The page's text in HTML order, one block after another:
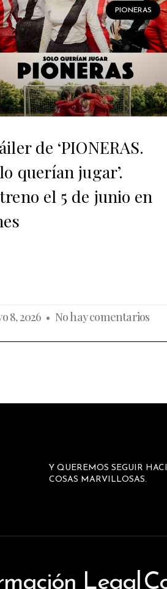
PIONERAS
de ‘PIONERAS.
querían jugar’.
el 5 de junio en
8, 2026 No hay comentarios
Y QUEREMOS SEGUIR
COSAS MARVILLOSAS.
Legal